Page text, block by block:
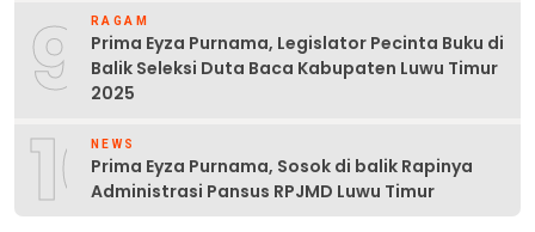
9 RAGAM
Prima Eyza Purnama, Legislator Pecinta Buku di
Balik Seleksi Duta Baca Kabupaten Luwu Timur
2025
10NEWS
Prima Eyza Purnama, Sosok di balik Rapinya
Administrasi Pansus RPJMD Luwu Timur